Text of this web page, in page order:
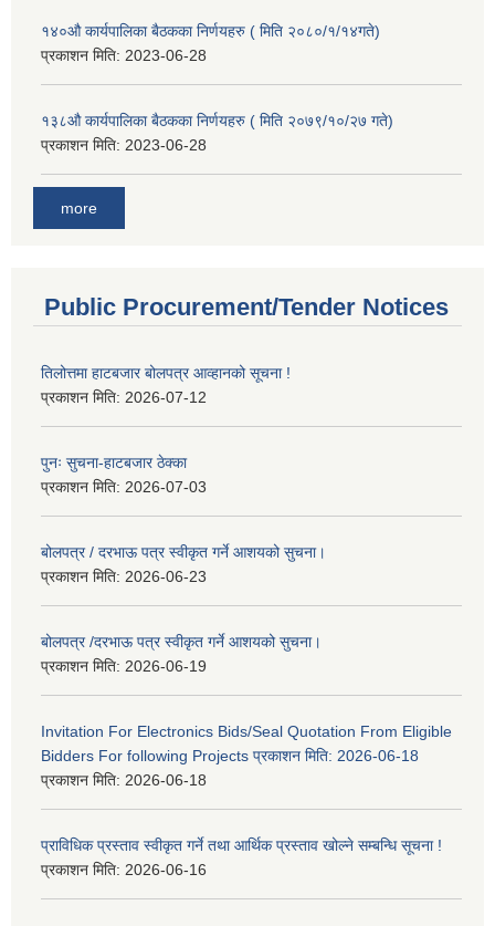
१४०औ कार्यपालिका बैठकका निर्णयहरु ( मिति २०८०/१/१४गते)
प्रकाशन मिति: 2023-06-28
१३८औ कार्यपालिका बैठकका निर्णयहरु ( मिति २०७९/१०/२७ गते)
प्रकाशन मिति: 2023-06-28
more
Public Procurement/Tender Notices
तिलोत्तमा हाटबजार बोलपत्र आव्हानको सूचना !
प्रकाशन मिति: 2026-07-12
पुनः सुचना-हाटबजार ठेक्का
प्रकाशन मिति: 2026-07-03
बोलपत्र / दरभाऊ पत्र स्वीकृत गर्ने आशयको सुचना।
प्रकाशन मिति: 2026-06-23
बोलपत्र /दरभाऊ पत्र स्वीकृत गर्ने आशयको सुचना।
प्रकाशन मिति: 2026-06-19
Invitation For Electronics Bids/Seal Quotation From Eligible
Bidders For following Projects प्रकाशन मिति: 2026-06-18
प्रकाशन मिति: 2026-06-18
प्राविधिक प्रस्ताव स्वीकृत गर्ने तथा आर्थिक प्रस्ताव खोल्ने सम्बन्धि सूचना !
प्रकाशन मिति: 2026-06-16